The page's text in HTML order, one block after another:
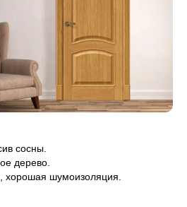
сосны.
дерево.
хорошая шумоизоляция.